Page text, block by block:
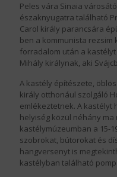
Peles vára Sinaia
északnyugatra található
Carol király parancsára
ben a kommunista rezsim
forradalom után a
Mihály királynak, aki
A kastély építészete,
király otthonául szolgáló
emlékeztetnek. A kastélyt
helyiség közül néhány ma
kastélymúzeumban a 15-
szobrokat, bútorokat és
hangversenyt is
kastélyban található